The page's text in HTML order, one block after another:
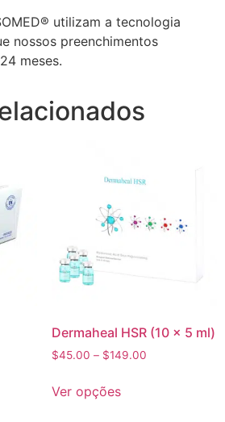
utilizam a tecnologia
nossos preenchimentos
meses.
Dermaheal HSR (10 x 5 ml)
$45.00 – $149.00
Ver opções